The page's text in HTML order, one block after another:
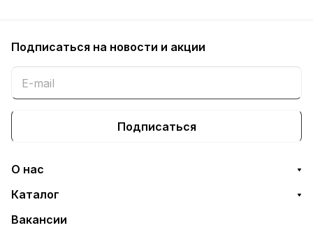
Подписаться на новости и акции
Подписаться
О нас
Каталог
Вакансии